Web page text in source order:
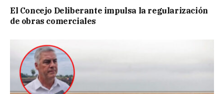
El Concejo Deliberante impulsa la regularización
de obras comerciales